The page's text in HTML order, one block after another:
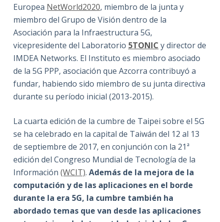
Europea NetWorld2020, miembro de la junta y
miembro del Grupo de Visión dentro de la
Asociación para la Infraestructura 5G,
vicepresidente del Laboratorio 5TONIC y director de
IMDEA Networks. El Instituto es miembro asociado
de la 5G PPP, asociación que Azcorra contribuyó a
fundar, habiendo sido miembro de su junta directiva
durante su período inicial (2013-2015).
La cuarta edición de la cumbre de Taipei sobre el 5G
se ha celebrado en la capital de Taiwán del 12 al 13
de septiembre de 2017, en conjunción con la 21ª
edición del Congreso Mundial de Tecnología de la
Información (WCIT). Además de la mejora de la
computación y de las aplicaciones en el borde
durante la era 5G, la cumbre también ha
abordado temas que van desde las aplicaciones